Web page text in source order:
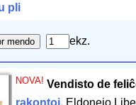
pli
ekz.
NOVA! Vendisto de